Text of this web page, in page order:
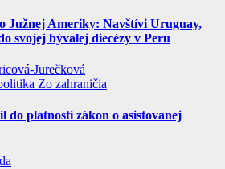
Južnej Ameriky: Navštívi Uruguay,
svojej bývalej diecézy v Peru
Jurečková
Zo zahraničia
do platnosti zákon o asistovanej